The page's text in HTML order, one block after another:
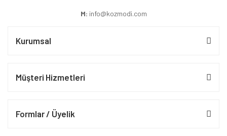
M: info@kozmodi.com
Kurumsal
Müşteri Hizmetleri
Formlar / Üyelik